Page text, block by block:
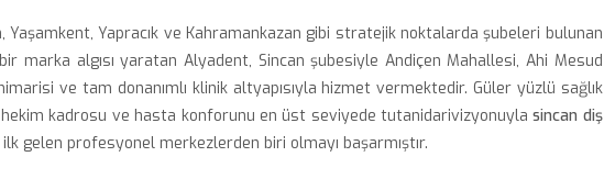
Yaşamkent, Yapracık ve Kahramankazan gibi stratejik noktalarda şubeleri bulunan
marka algısı yaratan Alyadent, Sincan şubesiyle Andiçen Mahallesi, Ahi Mesud
ve tam donanımlı klinik altyapısıyla hizmet vermektedir. Güler yüzlü sağlık
hekim kadrosu ve hasta konforunu en üst seviyede tutanidarivizyonuylasincan diş
gelen profesyonel merkezlerden biri olmayı başarmıştır.